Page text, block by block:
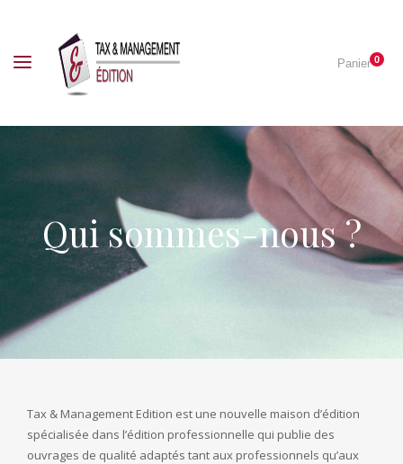
Panier0
Qui sommes-nous ?
Tax & Management Edition est une nouvelle maison d’édition
spécialisée dans l’édition professionnelle qui publie des
ouvrages de qualité adaptés tant aux professionnels qu’aux